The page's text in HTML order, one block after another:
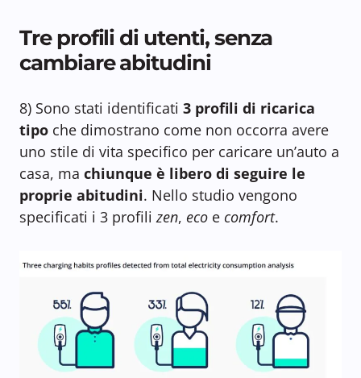
Tre profili di utenti, senza
cambiare abitudini
8) Sono stati identificati 3 profili di ricarica
tipo che dimostrano come non occorra avere
uno stile di vita specifico per caricare un’auto a
casa, ma chiunque è libero di seguire le
proprie abitudini. Nello studio vengono
specificati i 3 profilizen, eco e comfort.